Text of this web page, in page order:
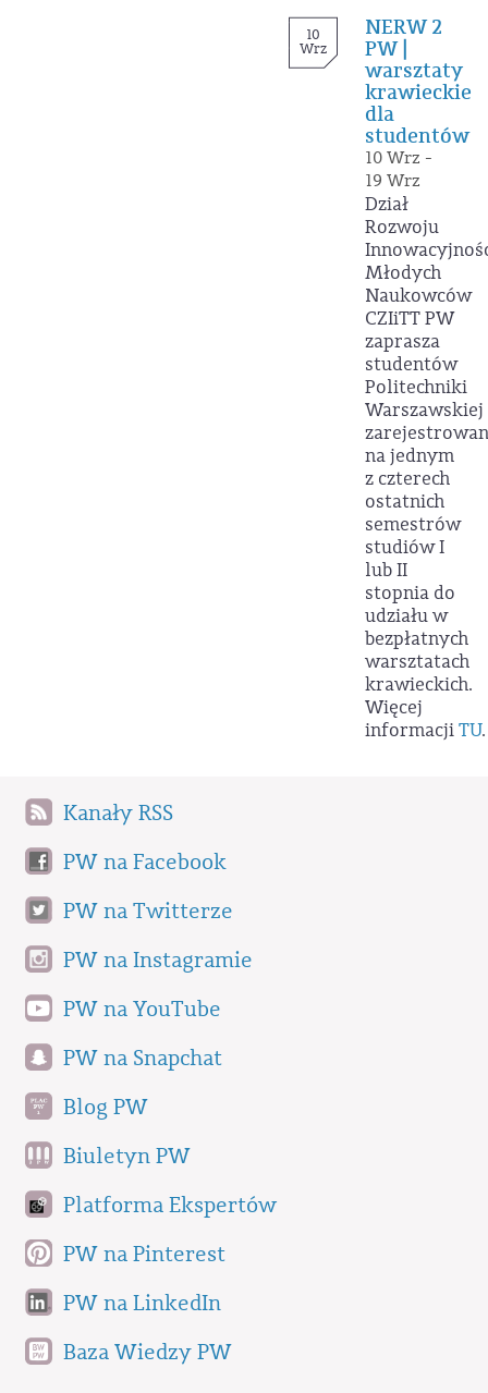
10
Wrz
NERW 2
PW |
warsztaty
krawieckie
dla
studentów
10 Wrz -
19 Wrz
Dział
Rozwoju
Młodych
Naukowców
CZIiTT PW
zaprasza
studentów
Politechniki
Warszawskiej
na jednym
z czterech
ostatnich
semestrów
studiów I
lub II
stopnia do
udziału w
bezpłatnych
warsztatach
krawieckich.
Więcej
informacjiTU.
Kanały RSS
PW na Facebook
PW na Twitterze
PW na Instagramie
PW na YouTube
PW na Snapchat
Blog PW
Biuletyn PW
Platforma Ekspertów
PW na Pinterest
PW na LinkedIn
Baza Wiedzy PW